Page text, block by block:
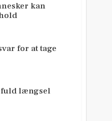
kan
for at tage
længsel